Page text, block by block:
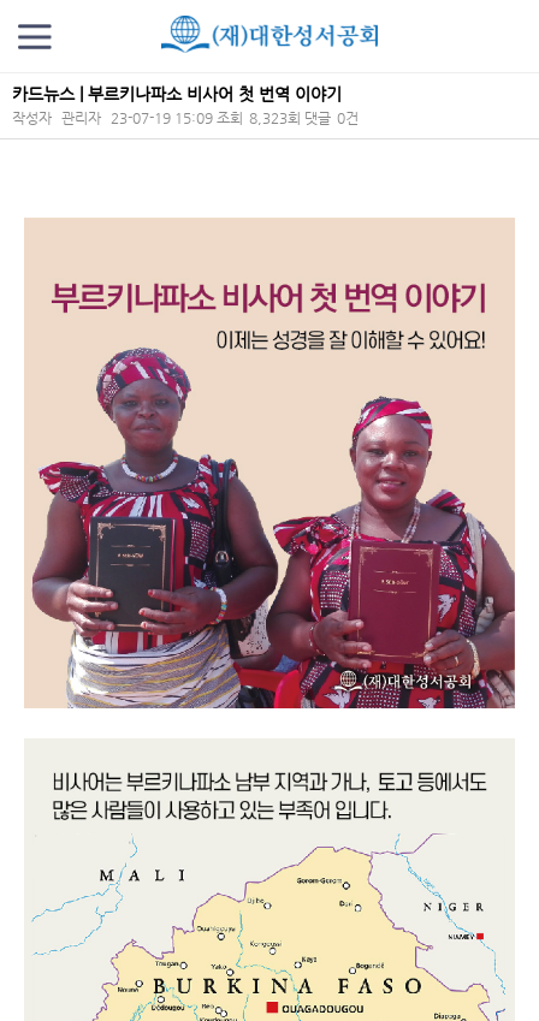
카드뉴스 | 부르키나파소 비사어 첫 번역 이야기
작성자 관리자 23-07-19 15:09 조회 8,323회 댓글 0건